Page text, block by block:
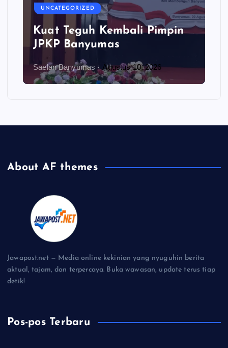
UNCATEGORIZED
Kuat Teguh Kembali Pimpin
JPKP Banyumas
Saelan Banyumas Agustus 10, 2026
About AF themes
Jawapost.net — Media online kekinian yang nyuguhin berita
aktual, tajam, dan terpercaya. Buka wawasan, update terus tiap
detik!
Pos-pos Terbaru